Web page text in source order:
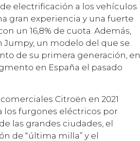
electrificación a los vehículos
gran experiencia y una fuerte
un 16,8% de cuota. Además,
Jumpy, un modelo del que se
de su primera generación, en
en España el pasado
Citroën en 2021
los furgones eléctricos por
las grandes ciudades, el
de “última milla” y el